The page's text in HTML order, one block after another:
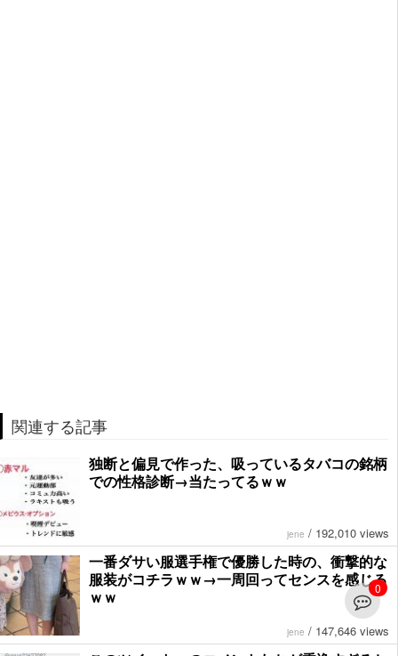
0
関連する記事
独断と偏見で作った、吸っているタバコの銘柄
での性格診断→当たってるｗｗ
jene / 192,010 views
一番ダサい服選手権で優勝した時の、衝撃的な
服装がコチラｗｗ→一周回ってセンスを感じる
ｗｗ
jene / 147,646 views